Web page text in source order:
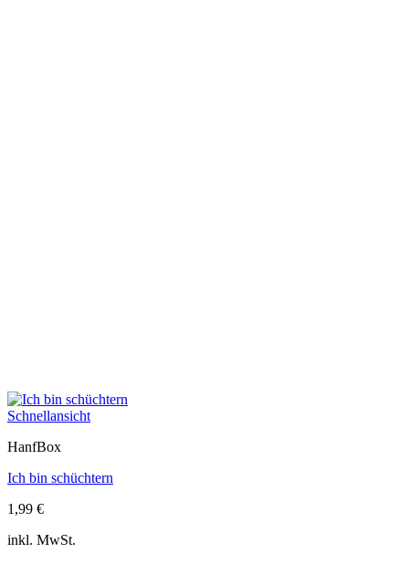
Schnellansicht
HanfBox
Ich bin schüchtern
1,99 €
inkl. MwSt.